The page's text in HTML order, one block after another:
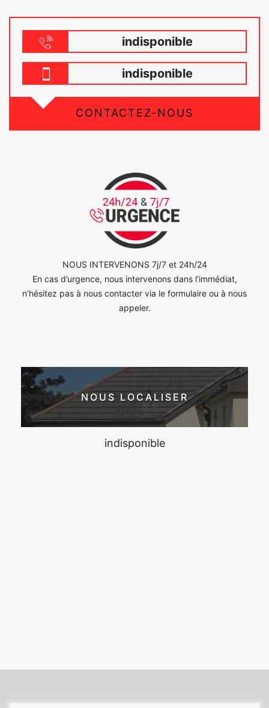
indisponible
indisponible
CONTACTEZ-NOUS
NOUS INTERVENONS 7j/7 et 24h/24
En cas d’urgence, nous intervenons dans l’immédiat,
n’hésitez pas à nous contacter via le formulaire ou à nous
appeler.
NOUS LOCALISER
indisponible